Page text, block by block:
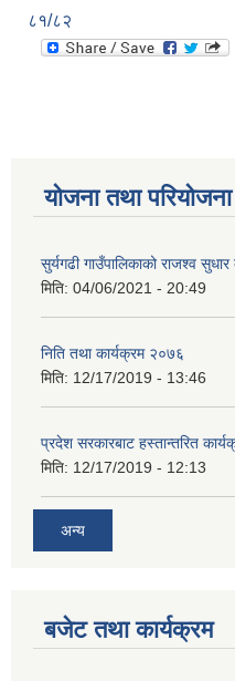
८१/८२
योजना तथा परियोजना
सुर्यगढी गाउँपालिकाको राजश्व सुधार
मिति: 04/06/2021 - 20:49
निति तथा कार्यक्रम २०७६
मिति: 12/17/2019 - 13:46
प्रदेश सरकारबाट हस्तान्तरित
मिति: 12/17/2019 - 12:13
अन्य
बजेट तथा कार्यक्रम